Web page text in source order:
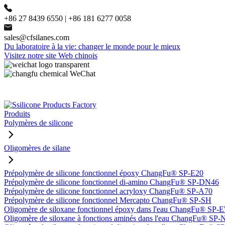
+86 27 8439 6550 | +86 181 6277 0058
sales@cfsilanes.com
Du laboratoire à la vie: changer le monde pour le mieux
Visitez notre site Web chinois
Produits
Polymères de silicone
Oligomères de silane
Prépolymère de silicone fonctionnel époxy ChangFu® SP-E20
Prépolymère de silicone fonctionnel di-amino ChangFu® SP-DN46
Prépolymère de silicone fonctionnel acryloxy ChangFu® SP-A70
Prépolymère de silicone fonctionnel Mercapto ChangFu® SP-SH
Oligomère de siloxane fonctionnel époxy dans l'eau ChangFu® SP-
Oligomère de siloxane à fonctions aminés dans l'eau ChangFu® SP-